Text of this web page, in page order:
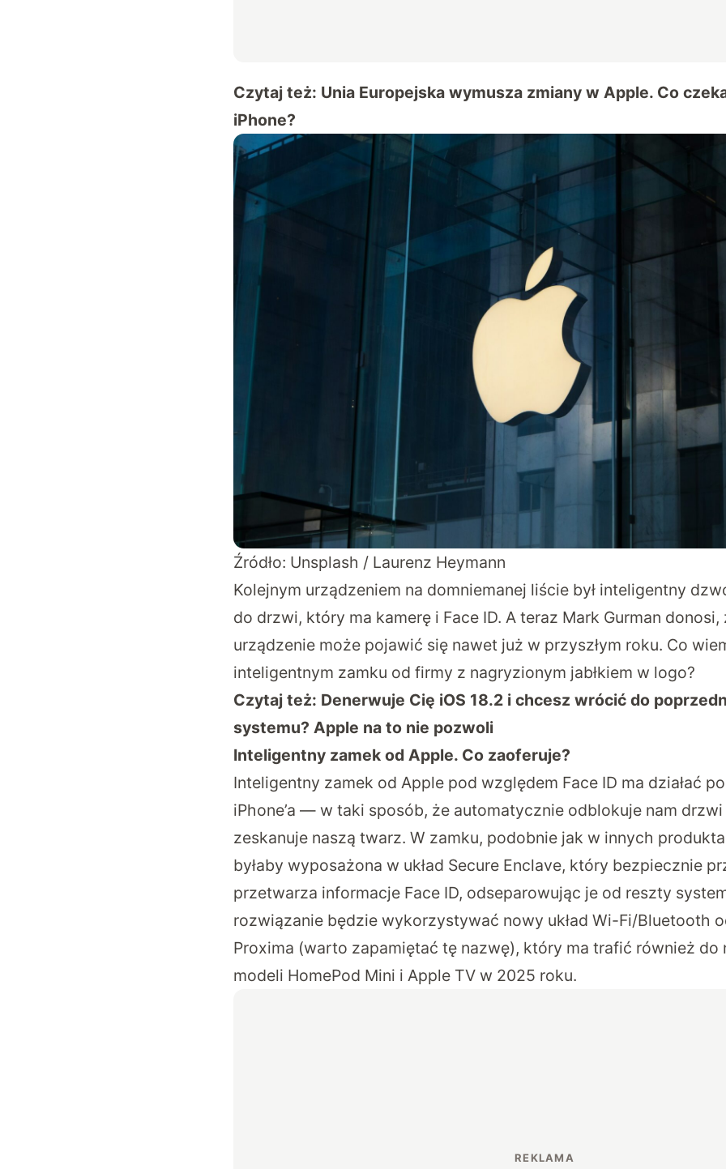
Czytaj też: Unia Europejska wymusza zmiany w Apple. Co
iPhone?
Źródło: Unsplash / Laurenz Heymann
Kolejnym urządzeniem na domniemanej liście był inteligentny
do drzwi, który ma kamerę i Face ID. A teraz Mark Gurman donosi,
urządzenie może pojawić się nawet już w przyszłym roku. Co
inteligentnym zamku od firmy z nagryzionym jabłkiem w logo?
Czytaj też: Denerwuje Cię iOS 18.2 i chcesz wrócić do
systemu? Apple na to nie pozwoli
Inteligentny zamek od Apple. Co zaoferuje?
Inteligentny zamek od Apple pod względem Face ID ma działać
iPhone’a — w taki sposób, że automatycznie odblokuje nam
zeskanuje naszą twarz. W zamku, podobnie jak w innych
byłaby wyposażona w układ Secure Enclave, który bezpiecznie
przetwarza informacje Face ID, odseparowując je od reszty
rozwiązanie będzie wykorzystywać nowy układ Wi-Fi/Bluetooth
Proxima (warto zapamiętać tę nazwę), który ma trafić również
modeli HomePod Mini i Apple TV w 2025 roku.